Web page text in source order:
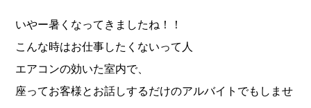
いやー暑くなってきましたね！！
こんな時はお仕事したくないって人
エアコンの効いた室内で、
座ってお客様とお話しするだけのアルバイトでもしませ